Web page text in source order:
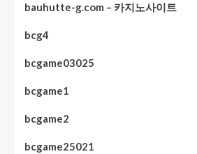
bauhutte-g.com – 카지노사이트
bcg4
bcgame03025
bcgame1
bcgame2
bcgame25021